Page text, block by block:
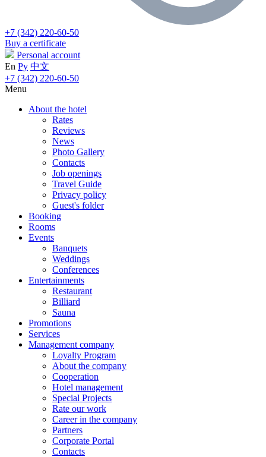
+7 (342) 220-60-50
Buy a certificate
Personal account
En Ру 中文
+7 (342) 220-60-50
Menu
About the hotel
Rates
Reviews
News
Photo Gallery
Contacts
Job openings
Travel Guide
Privacy policy
Guest's folder
Booking
Rooms
Events
Banquets
Weddings
Conferences
Entertainments
Restaurant
Billiard
Sauna
Promotions
Services
Management company
Loyalty Program
About the company
Cooperation
Hotel management
Special Projects
Rate our work
Career in the company
Partners
Corporate Portal
Contacts